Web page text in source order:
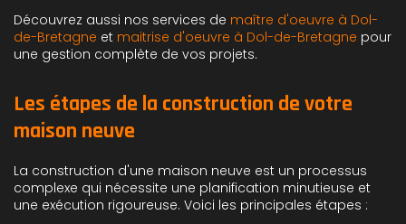
Découvrez aussi nos services de maître d'oeuvre à Dol-
de-Bretagne et maitrise d'oeuvre à Dol-de-Bretagne pour
une gestion complète de vos projets.
Les étapes de la construction de votre
maison neuve
La construction d'une maison neuve est un processus
complexe qui nécessite une planification minutieuse et
une exécution rigoureuse. Voici les principales étapes :